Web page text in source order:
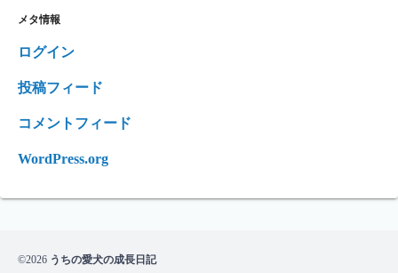
メタ情報
ログイン
投稿フィード
コメントフィード
WordPress.org
©2026 うちの愛犬の成長日記